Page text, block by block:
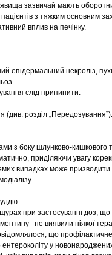
явища зазвичай мають
з тяжким основним
вплив на печінку.
епідермальний некроліз,
слід припинити.
(див. розділ
з боку шлунково-кишкового
приділяючи увагу
випадках може призводити
при застосуванні доз,
не виявили ніякої
що
у